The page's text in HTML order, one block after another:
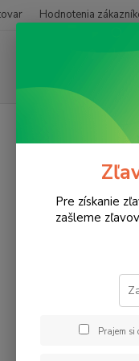
Hodnotenia
Tonery a
OfficeJet
Pre získanie
zašleme
Prajem si